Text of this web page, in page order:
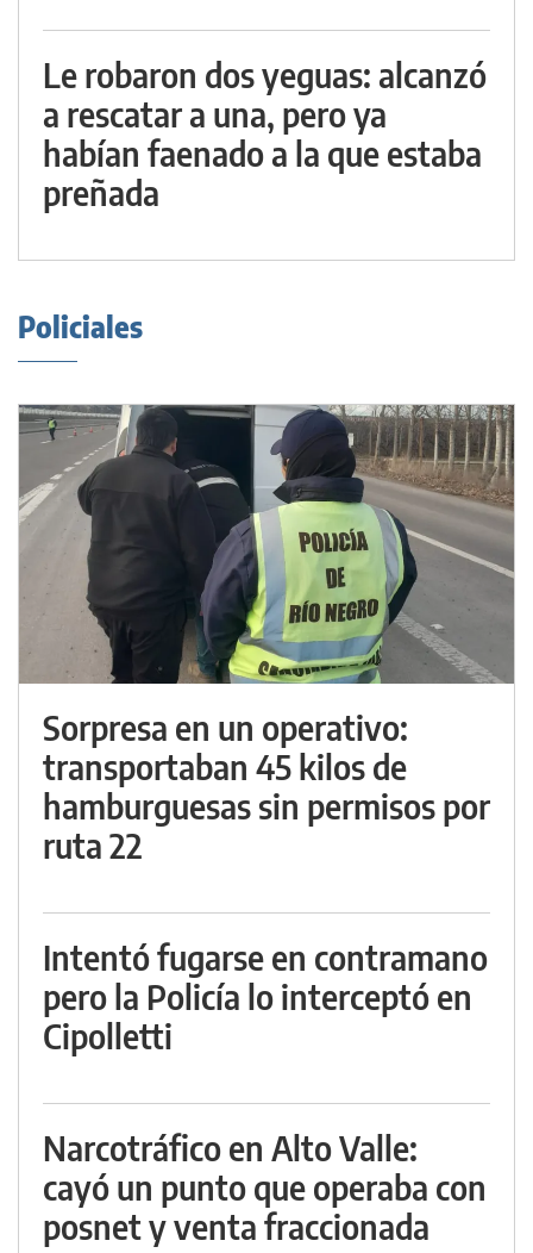
Le robaron dos yeguas: alcanzó
a rescatar a una, pero ya
habían faenado a la que estaba
preñada
Policiales
Sorpresa en un operativo:
transportaban 45 kilos de
hamburguesas sin permisos por
ruta 22
Intentó fugarse en contramano
pero la Policía lo interceptó en
Cipolletti
Narcotráfico en Alto Valle:
cayó un punto que operaba con
posnet y venta fraccionada